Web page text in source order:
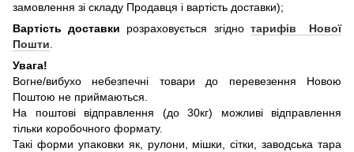
замовлення зі складу Продавця і вартість доставки);
Вартість доставки розраховується згідно тарифів Нової
Пошти.
Увага!
Вогне/вибухо небезпечні товари до перевезення Новою
Поштою не приймаються.
На поштові відправлення (до 30кг) можливі відправлення
тільки коробочного формату.
Такі форми упаковки як, рулони, мішки, сітки, заводська тара